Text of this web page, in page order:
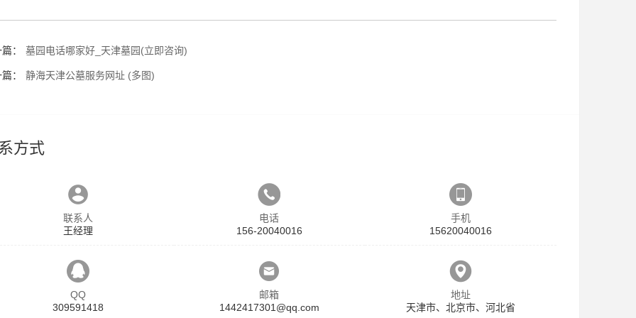
： 墓园电话哪家好_天津墓园(立即咨询)
： 静海天津公墓服务网址 (多图)
方式
联系人
王经理
电话
156-20040016
手机
15620040016
QQ
309591418
邮箱
1442417301@qq.com
地址
天津市、北京市、河北省